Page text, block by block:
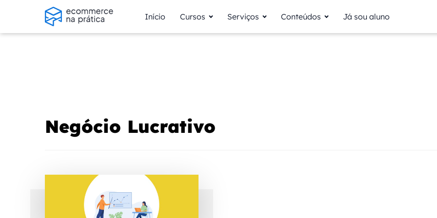
Início Cursos Serviços Conteúdos Já sou aluno
Negócio Lucrativo